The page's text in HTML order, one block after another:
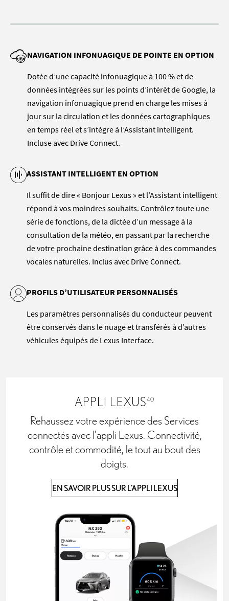
NAVIGATION INFONUAGIQUE DE POINTE EN OPTION
Dotée d’une capacité infonuagique à 100 % et de
données intégrées sur les points d’intérêt de Google, la
navigation infonuagique prend en charge les mises à
jour sur la circulation et les données cartographiques
en temps réel et s’intègre à l’Assistant intelligent.
Incluse avec Drive Connect.
ASSISTANT INTELLIGENT EN OPTION
Il suffit de dire « Bonjour Lexus » et l’Assistant intelligent
répond à vos moindres souhaits. Contrôlez toute une
série de fonctions, de la dictée d’un message à la
consultation de la météo, en passant par la recherche
de votre prochaine destination grâce à des commandes
vocales naturelles. Inclus avec Drive Connect.
PROFILS D’UTILISATEUR PERSONNALISÉS
Les paramètres personnalisés du conducteur peuvent
être conservés dans le nuage et transférés à d’autres
véhicules équipés de Lexus Interface.
APPLI LEXUS40
Rehaussez votre expérience des Services
connectés avec l’appli Lexus. Connectivité,
contrôle et commodité, le tout au bout des
doigts.
EN SAVOIR PLUS SUR L’APPLI LEXUS